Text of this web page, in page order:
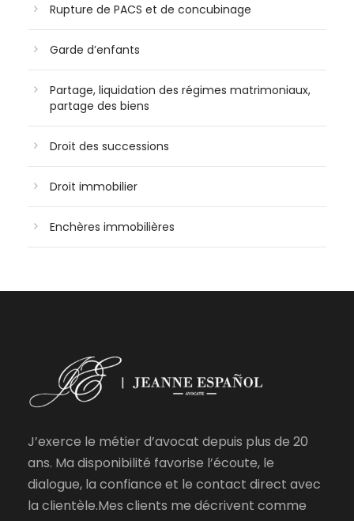
Rupture de PACS et de concubinage
Garde d’enfants
Partage, liquidation des régimes matrimoniaux,
partage des biens
Droit des successions
Droit immobilier
Enchères immobilières
J’exerce le métier d’avocat depuis plus de 20
ans. Ma disponibilité favorise l’écoute, le
dialogue, la confiance et le contact direct avec
la clientèle.Mes clients me décrivent comme